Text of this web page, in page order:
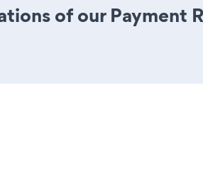
of our Payment